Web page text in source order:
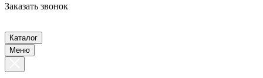
Заказать звонок
Каталог
Меню